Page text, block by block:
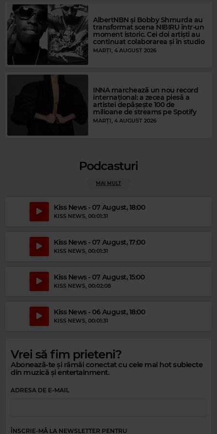
Magic Gold
MAGIC PARTY MIX MAGIC PARTY MIX
AlbertNBN și Bobby Shmurda au
transformat scena NIBIRU într-un
moment istoric. Cei doi artiști au
continuat colaborarea și în studio
MARȚI, 4 AUGUST 2026
INNA marchează un nou record
internațional: a zecea piesă a
artistei depășește 100 de
milioane de streams pe Spotify
MARȚI, 4 AUGUST 2026
Podcasturi
MAI MULT
Kiss News - 07 August, 18:00
KISS NEWS, 00:01:31
Kiss News - 07 August, 17:00
KISS NEWS, 00:01:31
Kiss News - 07 August, 15:00
KISS NEWS, 00:02:08
Kiss News - 06 August, 18:00
KISS NEWS, 00:01:31
Vrei să fim prieteni?
Abonează-te și rămâi conectat cu cele mai hot subiecte
din muzică și entertainment.
ADRESA DE E-MAIL
ÎNSCRIE-MĂ LA NEWSLETTER PENTRU